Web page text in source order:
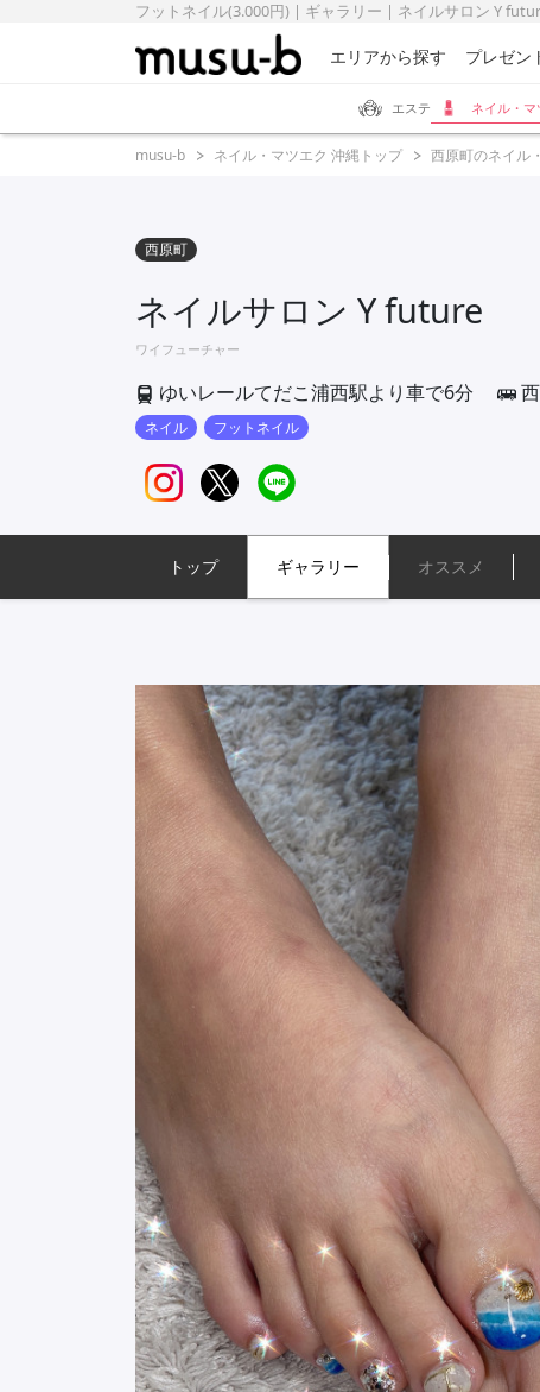
フットネイル(3.000円) | ギャラリー | ネイルサロン Y
エリアから探す プレゼン
エステ ネイル・マ
musu-b ネイル・マツエク 沖縄トップ 西原町のネイル
西原町
ネイルサロン Y future
ワイフューチャー
ゆいレールてだこ浦西駅より車で6分
ネイル フットネイル
トップ ギャラリー オススメ